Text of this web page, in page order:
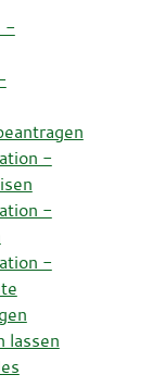
-
-
-
-
lassen